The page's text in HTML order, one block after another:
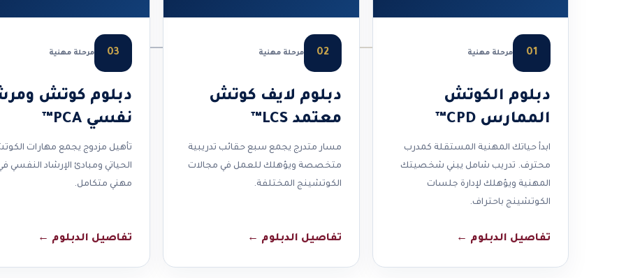
01 مرحلة مهنية
دبلوم الكوتش
الممارس CPD™
ابدأ حياتك المهنية المستقلة كمدرب
محترف. تدريب شامل يبني شخصيتك
المهنية ويؤهلك لإدارة جلسات
الكوتشينج باحتراف.
تفاصيل الدبلوم ←
02 مرحلة مهنية
دبلوم لايف كوتش
معتمد LCS™
مسار متدرج يجمع سبع حقائب تدريبية
متخصصة ويؤهلك للعمل في مجالات
الكوتشينج المختلفة.
تفاصيل الدبلوم ←
03 مرحلة مهنية
دبلوم كوتش
نفسي PCA™
تأهيل مزدوج يجمع مهارات
الحياتي ومبادئ الإرشاد النفسي
مهني متكامل.
تفاصيل الدبلوم ←